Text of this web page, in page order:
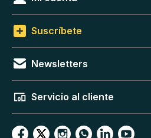
Suscríbete
Newsletters
Servicio al cliente